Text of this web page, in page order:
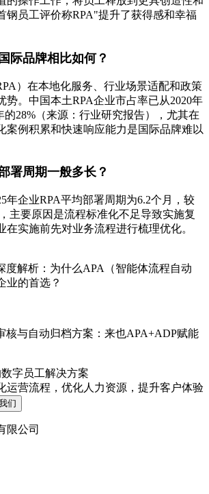
钢员工评价称RPA"提升了获得感和幸福
际品牌相比如何？
）在本地化服务、行业场景适配和政策
势。中国本土RPA企业市占率已从2020年
的28%（来源：行业研究报告），尤其在
案例积累和快速响应能力是国际品牌难以
署周期一般多长？
年企业RPA平均部署周期为6.2个月，较
主要原因是流程标准化不足导致实施复
在实施前先对业务流程进行梳理优化。
度解析：为什么APA（智能体流程自动
业的首选？
核与自动归档方案：来也APA+ADP赋能
字员工解决方案
运营流程，优化人力资源，提升客户体验
们
限公司